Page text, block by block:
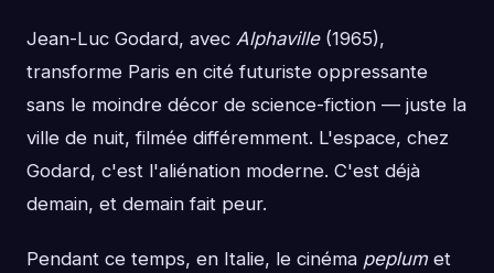
Jean-Luc Godard, avec Alphaville(1965),
transforme Paris en cité futuriste oppressante
sans le moindre décor de science-fiction — juste la
ville de nuit, filmée différemment. L'espace, chez
Godard, c'est l'aliénation moderne. C'est déjà
demain, et demain fait peur.
Pendant ce temps, en Italie, le cinéma peplum et